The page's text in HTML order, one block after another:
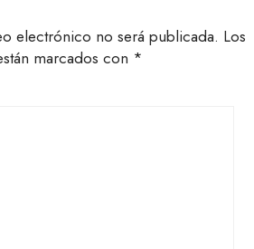
electrónico no será publicada. Los
marcados con *